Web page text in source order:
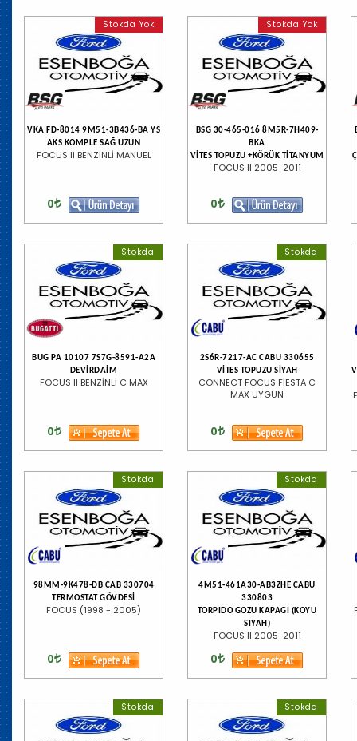
Stokda Yok
VKA FD-8014 9M51-3B436-BA YS
AKS KOMPLE SAĞ UZUN
FOCUS II BENZİNLİ MANUEL
0
Stokda Yok
BSG 30-465-016 8M5R-7H409-
BKA
VİTES TOPUZU +KÖRÜK TİTANYUM
FOCUS II 2005-2011
0
Stokda
BUG PA 10107 7S7G-8591-A2A
DEVİRDAİM
FOCUS II BENZİNLİ C MAX
0
Stokda
2S6R-7217-AC CABU 330655
VİTES TOPUZU SİYAH
CONNECT FOCUS FİESTA C
MAX UYGUN
0
Stokda
98MM-9K478-DB CAB 330704
TERMOSTAT GÖVDESİ
FOCUS (1998 - 2005)
0
Stokda
4M51-461A30-AB3ZHE CABU
330803
TORPIDO GOZU KAPAGI (KOYU
SIYAH)
FOCUS II 2005-2011
0
Stokda Stokda